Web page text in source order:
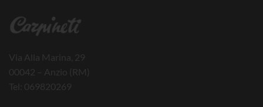
Via Alla Marina, 29
00042 – Anzio (RM)
Tel: 069820269